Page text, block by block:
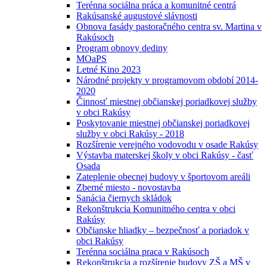
Terénna sociálna práca a komunitné centrá
Rakúsanské augustové slávnosti
Obnova fasády pastoračného centra sv. Martina v
Rakúsoch
Program obnovy dediny
MOaPS
Letné Kino 2023
Národné projekty v programovom období 2014-
2020
Činnosť miestnej občianskej poriadkovej služby
v obci Rakúsy
Poskytovanie miestnej občianskej poriadkovej
služby v obci Rakúsy - 2018
Rozšírenie verejného vodovodu v osade Rakúsy
Výstavba materskej školy v obci Rakúsy - časť
Osada
Zateplenie obecnej budovy v športovom areáli
Zberné miesto - novostavba
Sanácia čiernych skládok
Rekonštrukcia Komunitného centra v obci
Rakúsy
Občianske hliadky – bezpečnosť a poriadok v
obci Rakúsy
Terénna sociálna praca v Rakúsoch
Rekonštrukcia a rozšírenie budovy ZŠ a MŠ v